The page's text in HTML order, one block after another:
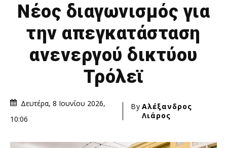
Νέος διαγωνισμός για
την απεγκατάσταση
ανενεργού δικτύου
Τρόλεϊ
Δευτέρα, 8 Ιουνίου 2026,
10:06
By Αλέξανδρος
Λιάρος